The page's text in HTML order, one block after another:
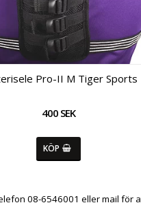
Pro-II M Tiger Sports
400 SEK
KÖP
08-6546001 eller mail